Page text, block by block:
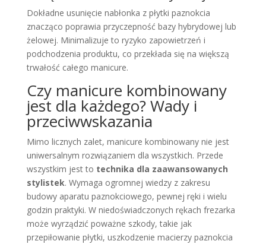
Dokładne usunięcie nabłonka z płytki paznokcia
znacząco poprawia przyczepność bazy hybrydowej lub
żelowej. Minimalizuje to ryzyko zapowietrzeń i
podchodzenia produktu, co przekłada się na większą
trwałość całego manicure.
Czy manicure kombinowany
jest dla każdego? Wady i
przeciwwskazania
Mimo licznych zalet, manicure kombinowany nie jest
uniwersalnym rozwiązaniem dla wszystkich. Przede
wszystkim jest to technika dla zaawansowanych
stylistek. Wymaga ogromnej wiedzy z zakresu
budowy aparatu paznokciowego, pewnej ręki i wielu
godzin praktyki. W niedoświadczonych rękach frezarka
może wyrządzić poważne szkody, takie jak
przepiłowanie płytki, uszkodzenie macierzy paznokcia